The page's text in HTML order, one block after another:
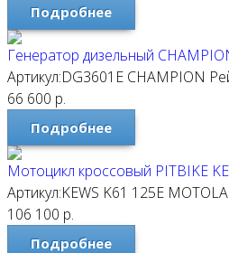
Подробнее
Генератор дизельный
Артикул:DG3601E CHAMPION
66 600 р.
Подробнее
Мотоцикл кроссовый PITBIKE
Артикул:KEWS K61 125E
106 100 р.
Подробнее